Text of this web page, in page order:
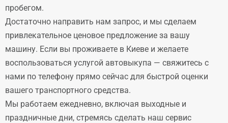
пробегом.
Достаточно направить нам запрос, и мы сделаем
привлекательное ценовое предложение за вашу
машину. Если вы проживаете в Киеве и желаете
воспользоваться услугой автовыкупа — свяжитесь с
нами по телефону прямо сейчас для быстрой оценки
вашего транспортного средства.
Мы работаем ежедневно, включая выходные и
праздничные дни, стремясь сделать наш сервис